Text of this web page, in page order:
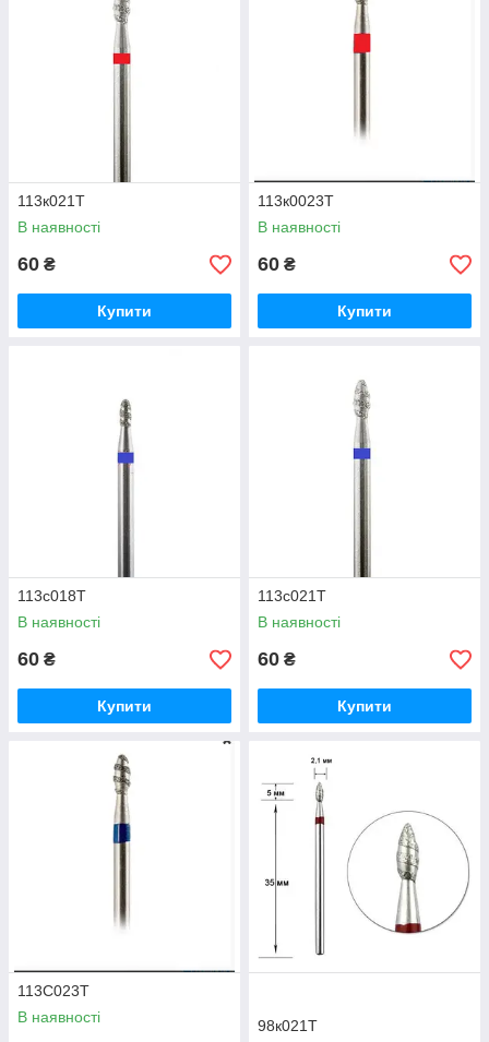
113к021Т
В наявності
60 ₴
Купити
113к0023Т
В наявності
60 ₴
Купити
113с018Т
В наявності
60 ₴
Купити
113с021Т
В наявності
60 ₴
Купити
113С023Т
В наявності
98к021Т